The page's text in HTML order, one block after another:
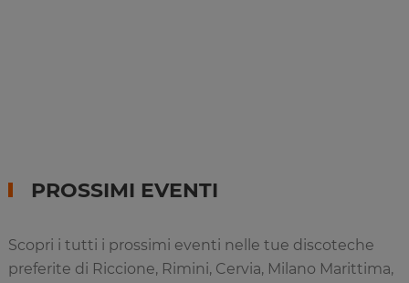
PROSSIMI EVENTI
Scopri i tutti i prossimi eventi nelle tue discoteche
preferite di Riccione, Rimini, Cervia, Milano Marittima,